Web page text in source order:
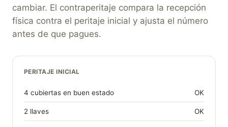
cambiar. El contraperitaje compara la recepción
física contra el peritaje inicial y ajusta el número
antes de que pagues.
PERITAJE INICIAL
4 cubiertas en buen estado OK
2 llaves OK